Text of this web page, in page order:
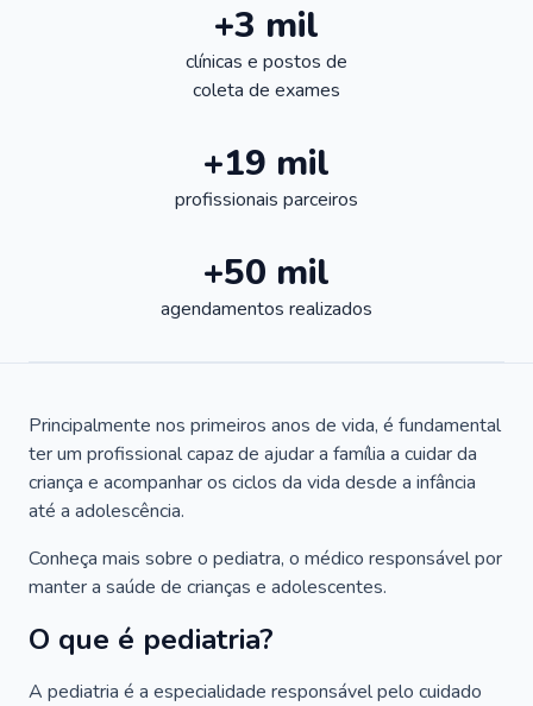
+3 mil
clínicas e postos de
coleta de exames
+19 mil
profissionais parceiros
+50 mil
agendamentos realizados
Principalmente nos primeiros anos de vida, é fundamental
ter um profissional capaz de ajudar a família a cuidar da
criança e acompanhar os ciclos da vida desde a infância
até a adolescência.
Conheça mais sobre o pediatra, o médico responsável por
manter a saúde de crianças e adolescentes.
O que é pediatria?
A pediatria é a especialidade responsável pelo cuidado